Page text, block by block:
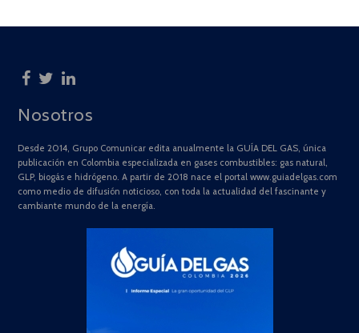
Nosotros
Desde 2014, Grupo Comunicar edita anualmente la GUÍA DEL GAS, única
publicación en Colombia especializada en gases combustibles: gas natural,
GLP, biogás e hidrógeno. A partir de 2018 nace el portal www.guiadelgas.com
como medio de difusión noticioso, con toda la actualidad del fascinante y
cambiante mundo de la energía.